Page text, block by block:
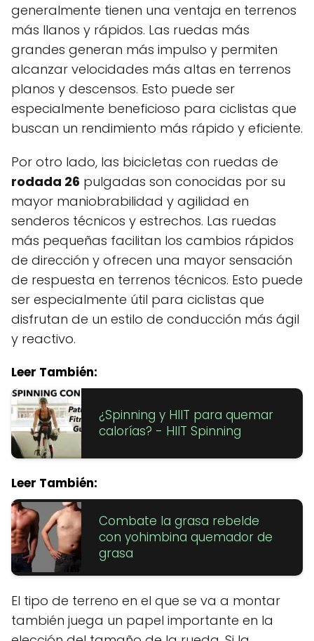
generalmente tienen una ventaja en terrenos
más llanos y rápidos. Las ruedas más
grandes generan más impulso y permiten
alcanzar velocidades más altas en terrenos
planos y descensos. Esto puede ser
especialmente beneficioso para ciclistas que
buscan un rendimiento más rápido y eficiente.
Por otro lado, las bicicletas con ruedas de
rodada 26 pulgadas son conocidas por su
mayor maniobrabilidad y agilidad en
senderos técnicos y estrechos. Las ruedas
más pequeñas facilitan los cambios rápidos
de dirección y ofrecen una mayor sensación
de respuesta en terrenos técnicos. Esto puede
ser especialmente útil para ciclistas que
disfrutan de un estilo de conducción más ágil
y reactivo.
Leer También:
¿Spinning y HIIT para quemar
calorías? - HIIT Spinning
Leer También:
Combate la grasa rebelde
con yohimbina quemador de
grasa
El tipo de terreno en el que se va a montar
también juega un papel importante en la